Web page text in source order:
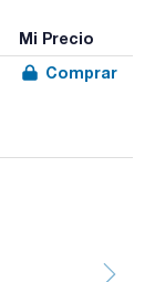
Mi Precio
Comprar